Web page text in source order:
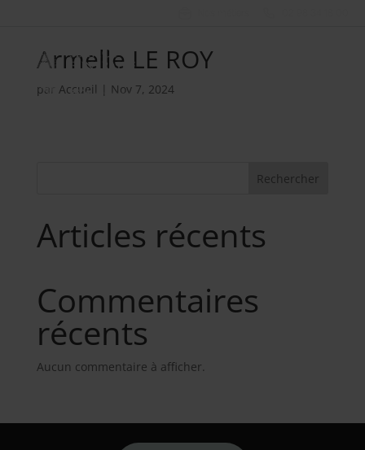
Armelle LE ROY
par Accueil | Nov 7, 2024
Rechercher
Articles récents
Commentaires
récents
Aucun commentaire à afficher.